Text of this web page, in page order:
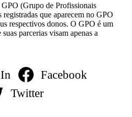
(Grupo de Profissionais
registradas que aparecem no GPO
respectivos donos. O GPO é um
parcerias visam apenas a
Facebook
Twitter